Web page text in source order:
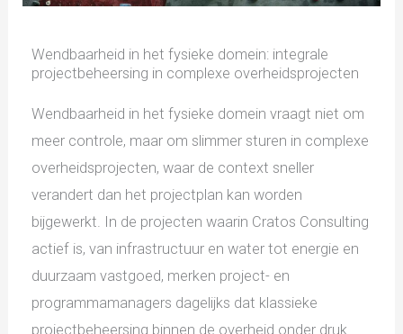
Wendbaarheid in het fysieke domein: integrale
projectbeheersing in complexe overheidsprojecten
Wendbaarheid in het fysieke domein vraagt niet om
meer controle, maar om slimmer sturen in complexe
overheidsprojecten, waar de context sneller
verandert dan het projectplan kan worden
bijgewerkt. In de projecten waarin Cratos Consulting
actief is, van infrastructuur en water tot energie en
duurzaam vastgoed, merken project- en
programmamanagers dagelijks dat klassieke
projectbeheersing binnen de overheid onder druk